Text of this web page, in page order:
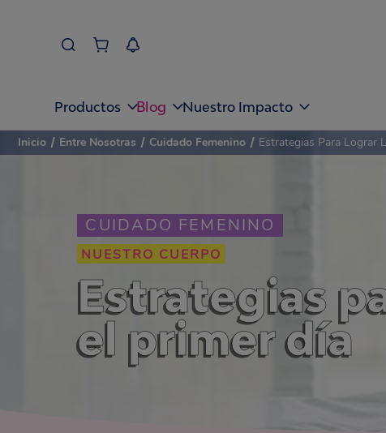
Productos Blog Nuestro Impacto
CUIDADO FEMENINO
NUESTRO CUERPO
Estrategias
el primer día
Inicio / Entre Nosotras / Cuidado Femenino / Estrategias Para Lograr